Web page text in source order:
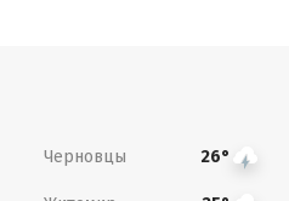
Черновцы 26°